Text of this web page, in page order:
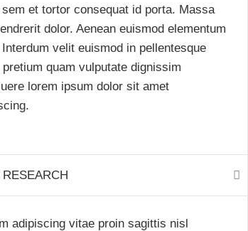
et tortor consequat id porta. Massa
dolor. Aenean euismod elementum
velit euismod in pellentesque
quam vulputate dignissim
lorem ipsum dolor sit amet
adipiscing vitae proin sagittis nisl